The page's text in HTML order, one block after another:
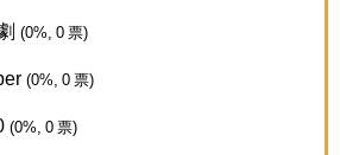
(0%, 0 票)
(0%, 0 票)
(0%, 0 票)